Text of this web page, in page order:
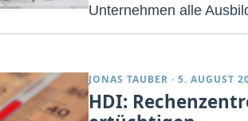
Unternehmen alle
JONAS TAUBER · 5. AUGUST
HDI: